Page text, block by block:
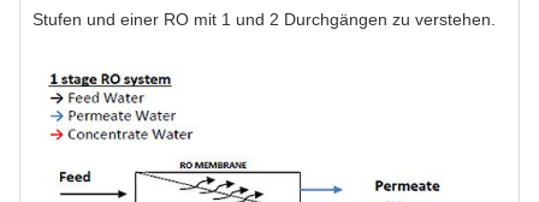
Stufen und einer RO mit 1 und 2 Durchgängen zu verstehen.